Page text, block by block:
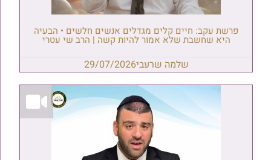
פרשת עקב: חיים קלים מגדלים אנשים חלשים • הבעיה
היא שחשבת שלא אמור להיות קשה | הרב שי עטרי
שלמה שרעבי29/07/2026